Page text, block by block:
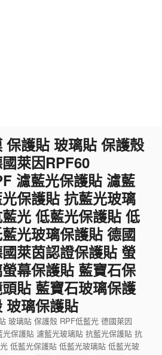
保護貼 玻璃貼 保護殼
萊因RPF60
濾藍光保護貼 濾藍
保護貼 抗藍光玻璃
光 低藍光保護貼 低
光玻璃保護貼 德國
萊茵認證保護貼 螢
幕保護貼 藍寶石保
貼 藍寶石玻璃保護
玻璃保護貼
玻璃貼 保護殼 RPF低藍光 德國萊因
保護貼 濾藍光玻璃貼 抗藍光保護貼 抗
低藍光保護貼 低藍光玻璃貼 低藍光玻